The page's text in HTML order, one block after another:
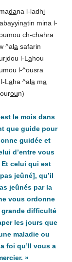
dana l-ladhi
atin mina l-
ch-chahra
^ala safarin
idou l-L ahou
l-^ousra
L aha ^ala ma
oun)
le mois dans
que guide pour
guidée et
d’entre vous
Et celui qui est
jeûné], qu’il
jeûnés par la
vous ordonne
grande difficulté
les jours que
maladie ou
foi qu’Il vous a
»